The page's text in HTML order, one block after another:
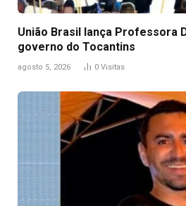
União Brasil lança Professora
governo do Tocantins
agosto 5, 2026 0 Visitas